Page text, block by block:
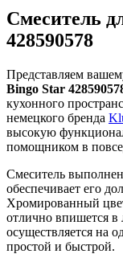
Смеситель
428590578
Представляем
Bingo Star
кухонного
немецкого бренда
высокую
помощником в
Смеситель
обеспечивает его
Хромированный
отлично впишется
осуществляется на
простой и быстрой.